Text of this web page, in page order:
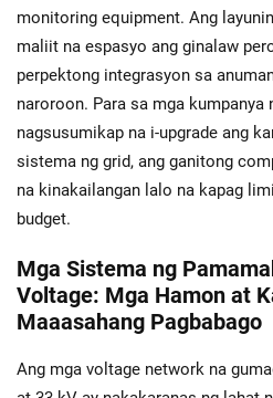
monitoring equipment. Ang
maliit na espasyo ang ginalaw
perpektong integrasyon sa
naroroon. Para sa mga kumpanya
nagsusumikap na i-upgrade ang
sistema ng grid, ang ganitong
na kinakailangan lalo na kapag
budget.
Mga Sistema ng
Voltage: Mga Hamon at
Maaasahang Pagbabago
Ang mga voltage network na